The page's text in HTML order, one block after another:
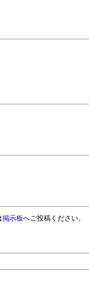
掲示板へご投稿ください。